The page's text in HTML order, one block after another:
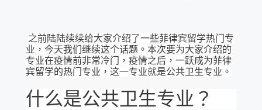
之前陆陆续续给大家介绍了一些菲律宾留学热门专
业，今天我们继续这个话题。本次要为大家介绍的
专业在疫情前非常冷门，疫情之后，一跃成为菲律
宾留学的热门专业，这一专业就是公共卫生专业。
什么是公共卫生专业？